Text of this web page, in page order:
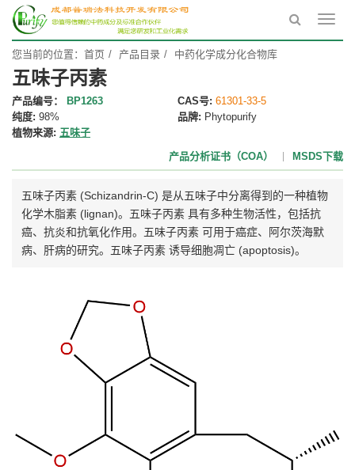
您当前的位置： 首页 产品目录 中药化学成分化合物库
五味子丙素
产品编号： BP1263 CAS号: 61301-33-5
纯度: 98% 品牌: Phytopurify
植物来源: 五味子
产品分析证书（COA）
MSDS下载
五味子丙素 (Schizandrin-C) 是从五味子中分离得到的一种植物
化学木脂素 (lignan)。五味子丙素 具有多种生物活性，包括抗
癌、抗炎和抗氧化作用。五味子丙素 可用于癌症、阿尔茨海默
病、肝病的研究。五味子丙素 诱导细胞凋亡 (apoptosis)。